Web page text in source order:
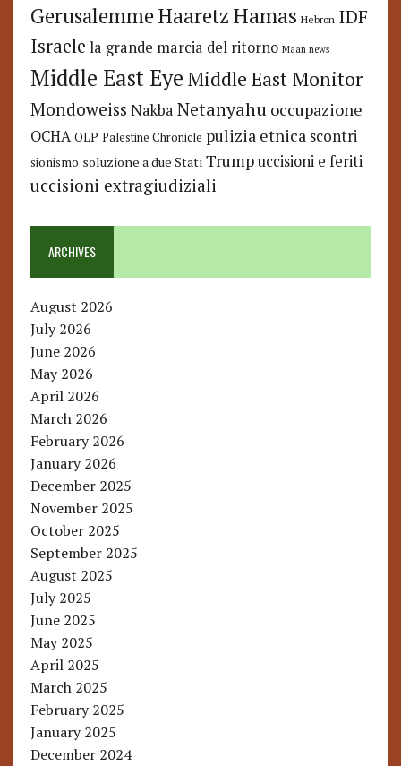
GerusalemmeHaaretzHamas Hebron IDF
Israele la grande marcia del ritorno Maan news
Middle East Eye Middle East Monitor
Mondoweiss Nakba Netanyahu occupazione
OCHA OLP Palestine Chronicle pulizia etnica scontri
sionismo soluzione a due Stati Trump uccisioni e feriti
uccisioni extragiudiziali
ARCHIVES
August 2026
July 2026
June 2026
May 2026
April 2026
March 2026
February 2026
January 2026
December 2025
November 2025
October 2025
September 2025
August 2025
July 2025
June 2025
May 2025
April 2025
March 2025
February 2025
January 2025
December 2024